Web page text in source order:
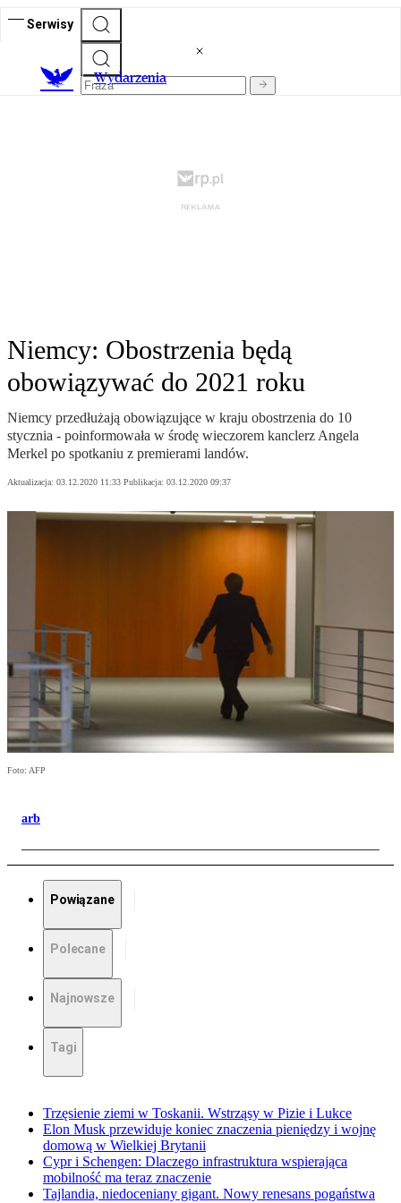
Serwisy
Wydarzenia
Niemcy: Obostrzenia będą
obowiązywać do 2021 roku
Niemcy przedłużają obowiązujące w kraju obostrzenia do 10
stycznia - poinformowała w środę wieczorem kanclerz Angela
Merkel po spotkaniu z premierami landów.
Aktualizacja: 03.12.2020 11:33 Publikacja: 03.12.2020 09:37
Foto: AFP
arb
Powiązane
Polecane
Najnowsze
Tagi
Trzęsienie ziemi w Toskanii. Wstrząsy w Pizie i Lukce
Elon Musk przewiduje koniec znaczenia pieniędzy i wojnę
domową w Wielkiej Brytanii
Cypr i Schengen: Dlaczego infrastruktura wspierająca
mobilność ma teraz znaczenie
Tajlandia, niedoceniany gigant. Nowy renesans pogaństwa